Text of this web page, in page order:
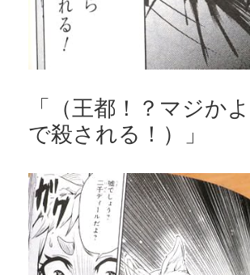
「（王都！？マジか
で殺される！）」